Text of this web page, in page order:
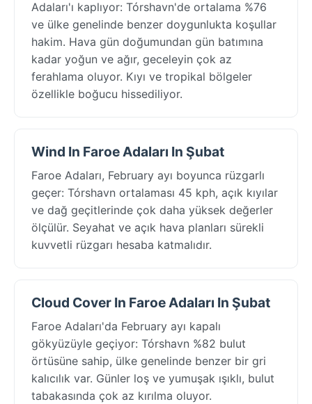
Adaları'ı kaplıyor: Tórshavn'de ortalama %76
ve ülke genelinde benzer doygunlukta koşullar
hakim. Hava gün doğumundan gün batımına
kadar yoğun ve ağır, geceleyin çok az
ferahlama oluyor. Kıyı ve tropikal bölgeler
özellikle boğucu hissediliyor.
Wind In Faroe Adaları In Şubat
Faroe Adaları, February ayı boyunca rüzgarlı
geçer: Tórshavn ortalaması 45 kph, açık kıyılar
ve dağ geçitlerinde çok daha yüksek değerler
ölçülür. Seyahat ve açık hava planları sürekli
kuvvetli rüzgarı hesaba katmalıdır.
Cloud Cover In Faroe Adaları In Şubat
Faroe Adaları'da February ayı kapalı
gökyüzüyle geçiyor: Tórshavn %82 bulut
örtüsüne sahip, ülke genelinde benzer bir gri
kalıcılık var. Günler loş ve yumuşak ışıklı, bulut
tabakasında çok az kırılma oluyor.